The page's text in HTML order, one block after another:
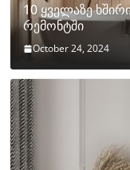
10 ყველაზე
რემონტში
October 24, 2024